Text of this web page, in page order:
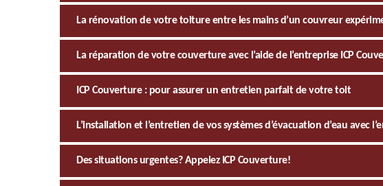
La rénovation de votre toiture entre les mains d’un couvreur
La réparation de votre couverture avec l’aide de l’entreprise ICP
ICP Couverture : pour assurer un entretien parfait de votre toit
L’installation et l’entretien de vos systèmes d’évacuation d’eau avec
Des situations urgentes? Appelez ICP Couverture!